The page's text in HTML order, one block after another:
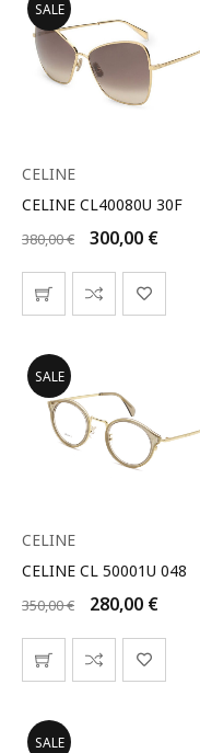
SALE
CELINE
CELINE CL40080U 30F
380,00€ 300,00 €
SALE
CELINE
CELINE CL 50001U 048
350,00€ 280,00 €
SALE